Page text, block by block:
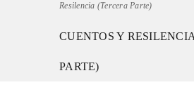
Resilencia (Tercera Parte)
CUENTOS Y
PARTE)